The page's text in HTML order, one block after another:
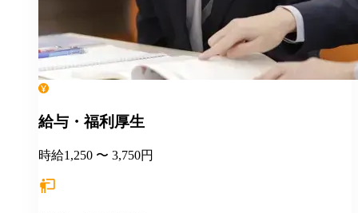
給与・福利厚生
時給1,250 〜 3,750円